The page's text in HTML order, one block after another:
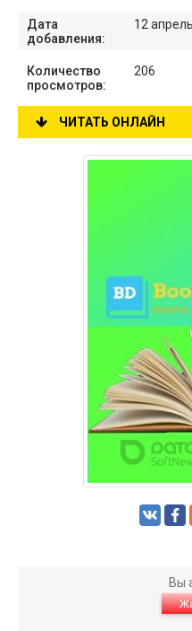
Дата
добавления:
12
Количество
просмотров:
206
ЧИТАТЬ ОНЛАЙН
Вы